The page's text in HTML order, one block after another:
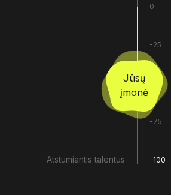
Atstumiantis talentus -100
-75
-25
0
Jūsų
įmonė